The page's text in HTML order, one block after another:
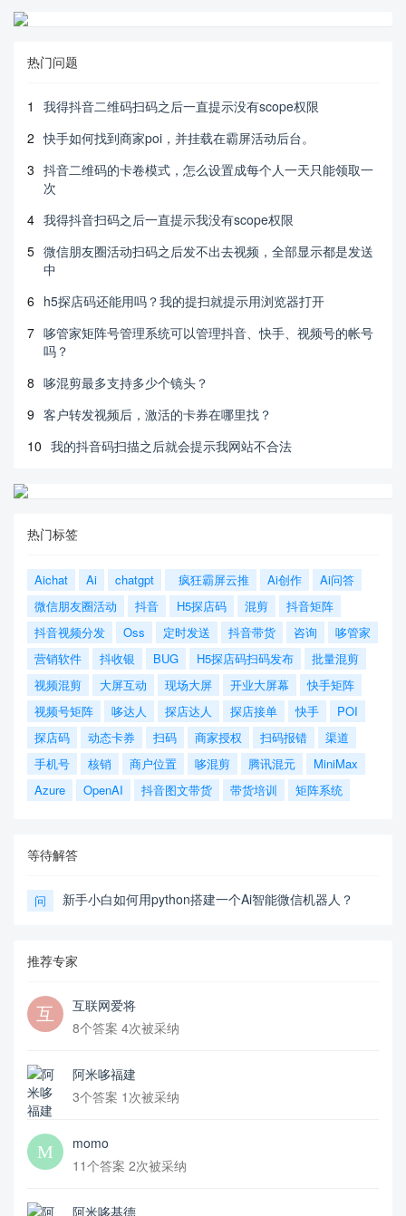
热门问题
1
我得抖音二维码扫码之后一直提示没有scope权限
2 快手如何找到商家poi，并挂载在霸屏活动后台。
3 抖音二维码的卡卷模式，怎么设置成每个人一天只能领取一
次
4 我得抖音扫码之后一直提示我没有scope权限
5 微信朋友圈活动扫码之后发不出去视频，全部显示都是发送
中
6 h5探店码还能用吗？我的提扫就提示用浏览器打开
7 哆管家矩阵号管理系统可以管理抖音、快手、视频号的帐号
吗？
8 哆混剪最多支持多少个镜头？
9 客户转发视频后，激活的卡券在哪里找？
10 我的抖音码扫描之后就会提示我网站不合法
热门标签
Aichat Ai chatgpt 疯狂霸屏云推 Ai创作
Ai问答
微信朋友圈活动
抖音 H5探店码 混剪
抖音矩阵
抖音视频分发
Oss 定时发送 抖音带货 咨询
哆管家
营销软件
抖收银 BUG H5探店码扫码发布
批量混剪
视频混剪
大屏互动 现场大屏 开业大屏幕
快手矩阵
视频号矩阵
哆达人 探店达人 探店接单 快手
POI
探店码
动态卡券 扫码 商家授权 扫码报错
渠道
手机号
核销 商户位置 哆混剪 腾讯混元
MiniMax
Azure
OpenAI 抖音图文带货 带货培训 矩阵系统
等待解答
问 新手小白如何用python搭建一个Ai智能微信机器人？
推荐专家
互联网爱将
8个答案 4次被采纳
阿米哆福建
3个答案 1次被采纳
momo
11个答案 2次被采纳
阿米哆基德